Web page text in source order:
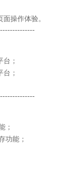
操作体验。
；
；
；
功能；